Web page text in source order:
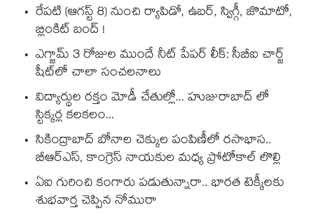
రేపటి (ఆగస్ట్ 8) నుంచి ర్యాపిడో, ఉబర్, స్విగ్గీ, జొమాటో,
బ్లింకిట్ బంద్ !
ఎగ్జామ్ 3 రోజుల ముందే నీట్ పేపర్ లీక్: సీబీఐ చార్జ్
షీట్‎లో చాలా సంచలనాలు
విద్యార్థుల రక్తం మోడీ చేతుల్లో... హుజురాబాద్ లో
స్టిక్కర్ల కలకలం...
సికింద్రాబాద్ బోనాల చెక్కుల పంపిణీలో రసాభాస..
బీఆర్ఎస్, కాంగ్రెస్ నాయకుల మధ్య ప్రోటోకాల్ లొల్లి
ఏఐ గురించి కంగారు పడుతున్నారా.. భారత టెక్కీలకు
శుభవార్త చెప్పిన నోమురా